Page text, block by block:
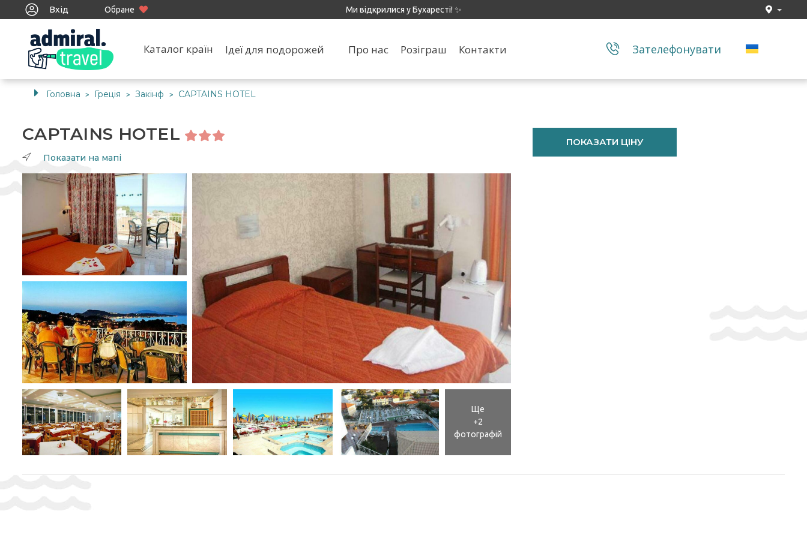
Ми відкрилися у Бухаресті! ✨
Вхід Обране
Каталог країн Ідеї для подорожей Про нас Розіграш Контакти Зателефонувати
Головна > Греція > Закінф > CAPTAINS HOTEL
CAPTAINS HOTEL
Показати на мапі
ПОКАЗАТИ ЦІНУ
Ще
+2
фотографій